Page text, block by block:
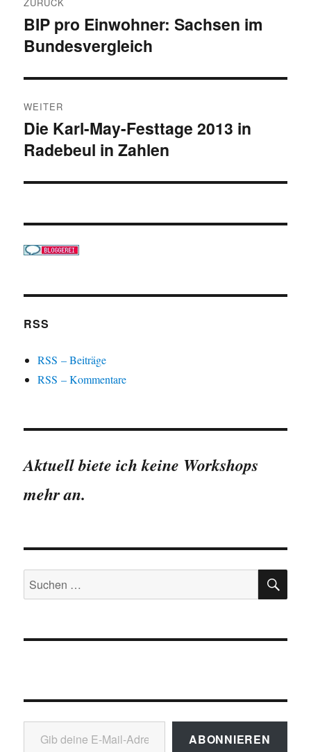
Vorheriger
Beitrag:
BIP pro Einwohner: Sachsen im
Bundesvergleich
WEITER
Nächster
Beitrag:
Die Karl-May-Festtage 2013 in
Radebeul in Zahlen
RSS
RSS – Beiträge
RSS – Kommentare
Aktuell biete ich keine Workshops
mehr an.
Suchen
nach:
Gib deine E-Mail-Adresse ein ...
ABONNIEREN